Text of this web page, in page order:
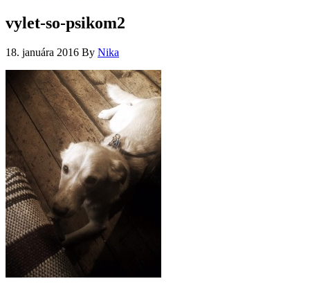
vylet-so-psikom2
18. januára 2016 By Nika